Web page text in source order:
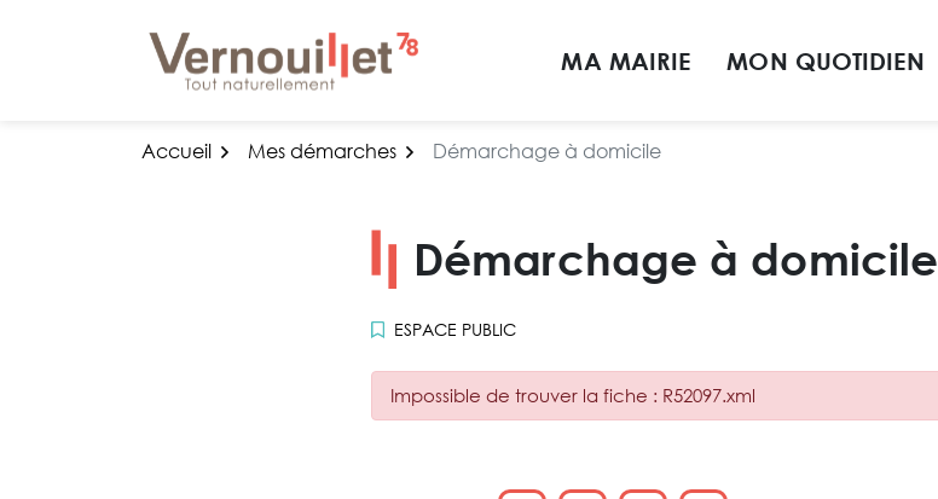
MA MAIRIE MON QUOTIDIEN
Accueil Mes démarches Démarchage à domicile
Démarchage à domicile
ESPACE PUBLIC
Impossible de trouver la fiche : R52097.xml